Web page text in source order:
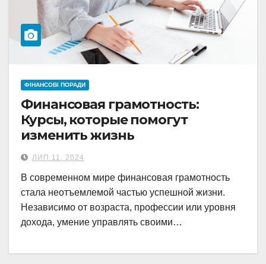
ФІНАНСОВІ ПОРАДИ
Финансовая грамотность:
Курсы, которые помогут
изменить жизнь
ЛИП 11, 2024
В современном мире финансовая грамотность
стала неотъемлемой частью успешной жизни.
Независимо от возраста, профессии или уровня
дохода, умение управлять своими…